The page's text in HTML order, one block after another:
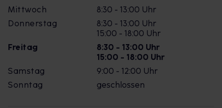
Mittwoch
8:30 - 13:00 Uhr
Donnerstag
8:30 - 13:00 Uhr
15:00 - 18:00 Uhr
Freitag
8:30 - 13:00 Uhr
15:00 - 18:00 Uhr
Samstag
9:00 - 12:00 Uhr
Sonntag
geschlossen